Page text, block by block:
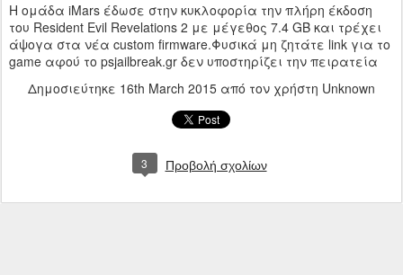
H ομάδα iMars έδωσε στην κυκλοφορία την πλήρη έκδοση
του Resident Evil Revelations 2 με μέγεθος 7.4 GB και τρέχει
άψογα στα νέα custom firmware.Φυσικά μη ζητάτε link για το
game αφού το psjailbreak.gr δεν υποστηρίζει την πειρατεία
Δημοσιεύτηκε 16th March 2015 από τον χρήστη Unknown
3 Προβολή σχολίων